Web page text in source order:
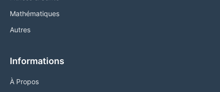
Mathématiques
Autres
Informations
À Propos